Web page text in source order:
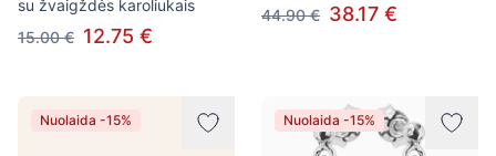
su žvaigždės karoliukais
15.00 € 12.75 €
44.90 € 38.17 €
Nuolaida -15% Nuolaida -15%